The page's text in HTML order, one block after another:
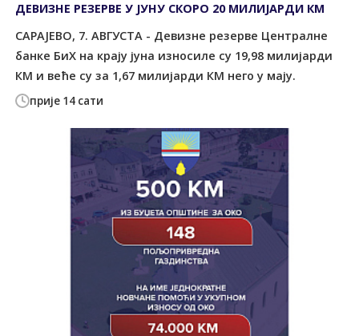
прије 14 сати
ДЕВИЗНЕ РЕЗЕРВЕ У ЈУНУ СКОРО 20 МИЛИЈАРДИ КМ
САРАЈЕВО, 7. АВГУСТА - Девизне резерве Централне
банке БиХ на крају јуна износиле су 19,98 милијарди
КМ и веће су за 1,67 милијарди КМ него у мају.